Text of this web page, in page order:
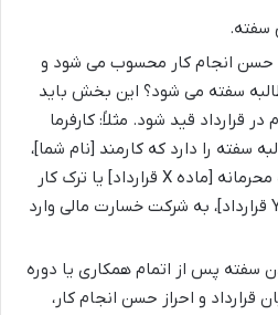
سفته.
حسن انجام کار محسوب می شود و
سفته می شود؟ این بخش باید
قرارداد قید شود. مثلاً: کارفرما
سفته را دارد که کارمند [نام شما]،
به دلیل افشای اطلاعات محرمانه [ماده X قرارداد] یا ترک کار
بدون اطلاع قبلی [ماده Y قرارداد]، به شرکت خسارت مالی وارد
سفته پس از اتمام همکاری یا دوره
قرارداد و احراز حسن انجام کار،